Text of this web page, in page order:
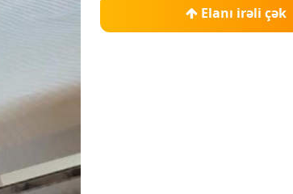
Elanı irəli çək